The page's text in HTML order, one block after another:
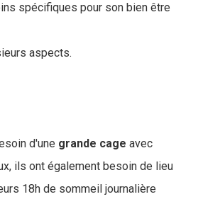
spécifiques pour son bien être
aspects.
d'une grande cage avec
ils ont également besoin de lieu
18h de sommeil journalière